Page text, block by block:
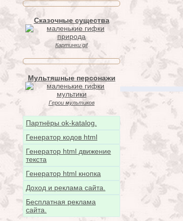
Сказочные существа
Картинки gif
Мультяшные персонажи
Герои мультиков
Партнёры ok-katalog.
Генератор кодов html
Генератор html движение
текста
Генератор html кнопка
Доход и реклама сайта.
Бесплатная реклама
сайта.